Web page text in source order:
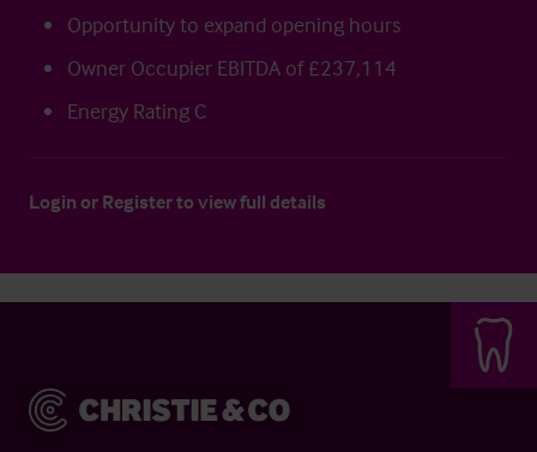
Opportunity to expand opening hours
Owner Occupier EBITDA of £237,114
Energy Rating C
Login or Registerto view full details